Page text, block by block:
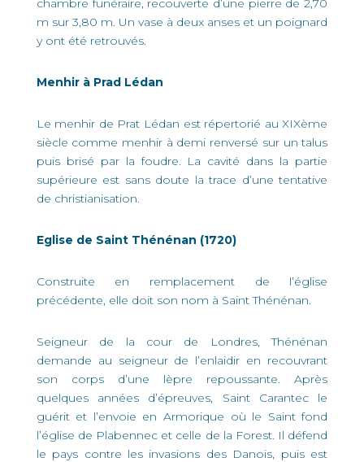
chambre funéraire, recouverte d’une pierre de 2,70
m sur 3,80 m. Un vase à deux anses et un poignard
y ont été retrouvés.
Menhir à Prad Lédan
Le menhir de Prat Lédan est répertorié au XIXème
siècle comme menhir à demi renversé sur un talus
puis brisé par la foudre. La cavité dans la partie
supérieure est sans doute la trace d’une tentative
de christianisation.
Eglise de Saint Thénénan (1720)
Construite en remplacement de l’église
précédente, elle doit son nom à Saint Thénénan.
Seigneur de la cour de Londres, Thénénan
demande au seigneur de l’enlaidir en recouvrant
son corps d’une lèpre repoussante. Après
quelques années d’épreuves, Saint Carantec le
guérit et l’envoie en Armorique où le Saint fond
l’église de Plabennec et celle de la Forest. Il défend
le pays contre les invasions des Danois, puis est